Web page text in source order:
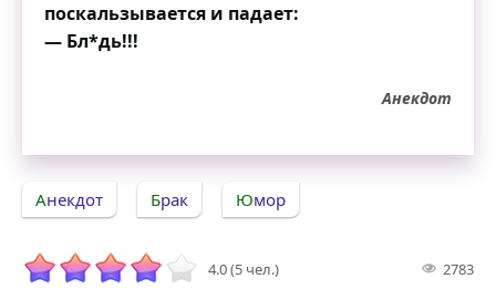
поскальзывается и падает:
— Бл*дь!!!
Анекдот
Анекдот Брак Юмор
4.0 (5 чел.) 2783